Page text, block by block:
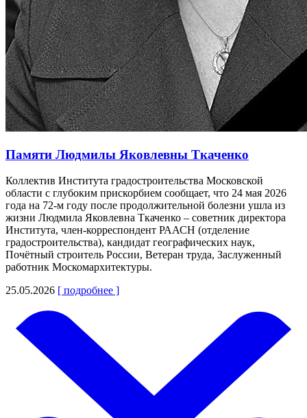
Памяти Людмилы Яковлевны Ткаченко
Коллектив Института градостроительства Московской
области с глубоким прискорбием сообщает, что 24 мая 2026
года на 72-м году после продолжительной болезни ушла из
жизни Людмила Яковлевна Ткаченко – советник директора
Института, член-корреспондент РААСН (отделение
градостроительства), кандидат географических наук,
Почётный строитель России, Ветеран труда, Заслуженный
работник Москомархитектуры.
25.05.2026 [ подробнее ]